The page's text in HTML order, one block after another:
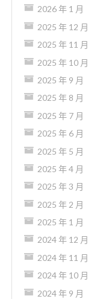
2026 年 1 月
2025 年 12 月
2025 年 11 月
2025 年 10 月
2025 年 9 月
2025 年 8 月
2025 年 7 月
2025 年 6 月
2025 年 5 月
2025 年 4 月
2025 年 3 月
2025 年 2 月
2025 年 1 月
2024 年 12 月
2024 年 11 月
2024 年 10 月
2024 年 9 月